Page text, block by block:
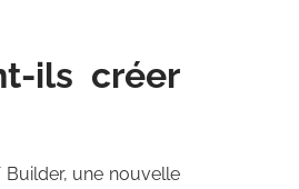
ils créer
Builder, une nouvelle